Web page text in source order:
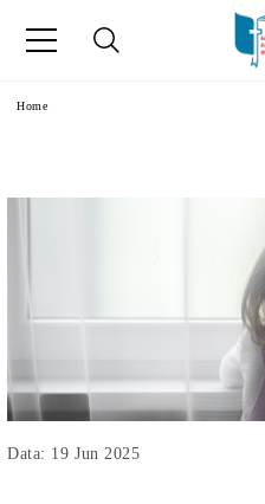
Home
Data: 19 Jun 2025